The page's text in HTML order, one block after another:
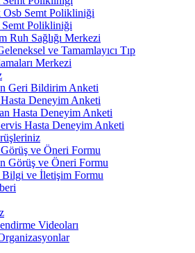
Osb Semt Polikliniği
Polikliniği
Ruh Sağlığı Merkezi
ve Tamamlayıcı Tıp
Merkezi
Geri Bildirim Anketi
Deneyim Anketi
Hasta Deneyim Anketi
Hasta Deneyim Anketi
ve Öneri Formu
Görüş ve Öneri Formu
Bilgi ve İletişim Formu
Videoları